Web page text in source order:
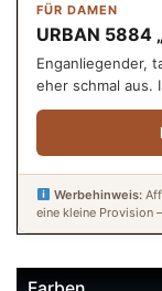
FÜR DAMEN
URBAN 5884
Enganliegender,
eher schmal aus.
Werbehinweis:
eine kleine Provision